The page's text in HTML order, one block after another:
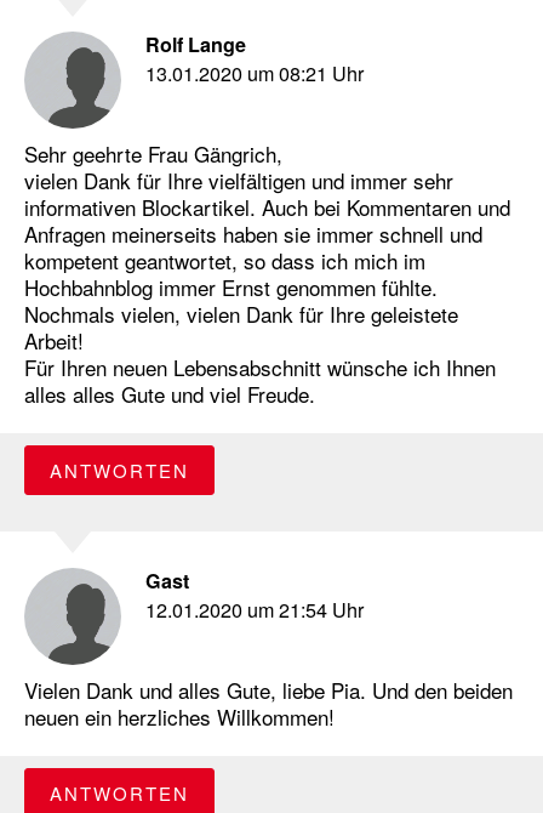
Rolf Lange
13.01.2020 um 08:21 Uhr
Sehr geehrte Frau Gängrich,
vielen Dank für Ihre vielfältigen und immer sehr
informativen Blockartikel. Auch bei Kommentaren und
Anfragen meinerseits haben sie immer schnell und
kompetent geantwortet, so dass ich mich im
Hochbahnblog immer Ernst genommen fühlte.
Nochmals vielen, vielen Dank für Ihre geleistete
Arbeit!
Für Ihren neuen Lebensabschnitt wünsche ich Ihnen
alles alles Gute und viel Freude.
ANTWORTEN
Gast
12.01.2020 um 21:54 Uhr
Vielen Dank und alles Gute, liebe Pia. Und den beiden
neuen ein herzliches Willkommen!
ANTWORTEN